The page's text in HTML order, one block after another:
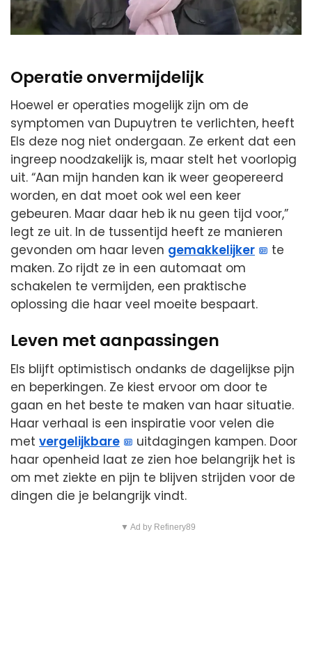
Operatie onvermijdelijk
Hoewel er operaties mogelijk zijn om de
symptomen van Dupuytren te verlichten, heeft
Els deze nog niet ondergaan. Ze erkent dat een
ingreep noodzakelijk is, maar stelt het voorlopig
uit. “Aan mijn handen kan ik weer geopereerd
worden, en dat moet ook wel een keer
gebeuren. Maar daar heb ik nu geen tijd voor,”
legt ze uit. In de tussentijd heeft ze manieren
gevonden om haar leven gemakkelijker
te
maken. Zo rijdt ze in een automaat om
schakelen te vermijden, een praktische
oplossing die haar veel moeite bespaart.
Leven met aanpassingen
Els blijft optimistisch ondanks de dagelijkse pijn
en beperkingen. Ze kiest ervoor om door te
gaan en het beste te maken van haar situatie.
Haar verhaal is een inspiratie voor velen die
met vergelijkbare
uitdagingen kampen. Door
haar openheid laat ze zien hoe belangrijk het is
om met ziekte en pijn te blijven strijden voor de
dingen die je belangrijk vindt.
▼ Ad by Refinery89